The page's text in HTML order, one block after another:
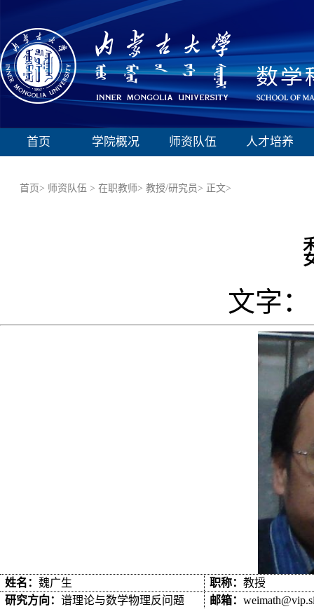
首页 学院概况 师资队伍 人才培养
首页> 师资队伍 > 在职教师> 教授/研究员> 正文>
文字
姓名：魏广生 职称：教授
研究方向：谱理论与数学物理反问题 邮箱：